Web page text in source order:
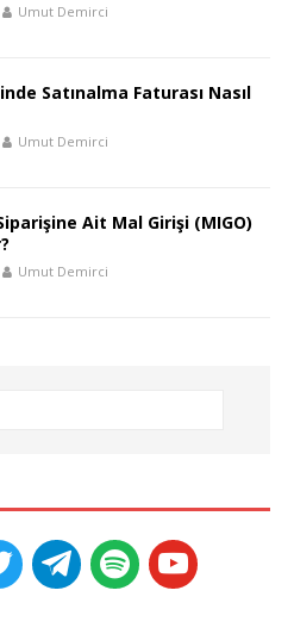
Umut Demirci
Satınalma Faturası Nasıl
Umut Demirci
Ait Mal Girişi (MIGO)
Umut Demirci